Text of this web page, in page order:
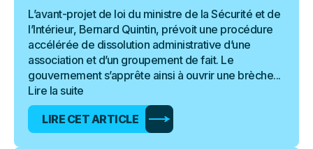
L’avant-projet de loi du ministre de la Sécurité et de
l’Intérieur, Bernard Quintin, prévoit une procédure
accélérée de dissolution administrative d’une
association et d’un groupement de fait. Le
gouvernement s’apprête ainsi à ouvrir une brèche...
Lire la suite
LIRE CET ARTICLE